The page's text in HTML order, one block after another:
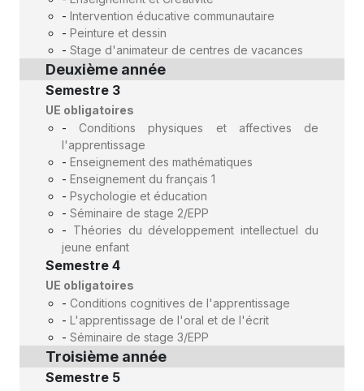
- Intervention éducative communautaire
- Peinture et dessin
- Stage d'animateur de centres de vacances
Deuxième année
Semestre 3
UE obligatoires
-Conditions physiques et affectives de
l'apprentissage
- Enseignement des mathématiques
- Enseignement du français 1
- Psychologie et éducation
- Séminaire de stage 2/EPP
- Théories du développement intellectuel du
jeune enfant
Semestre 4
UE obligatoires
- Conditions cognitives de l'apprentissage
- L'apprentissage de l'oral et de l'écrit
- Séminaire de stage 3/EPP
Troisième année
Semestre 5